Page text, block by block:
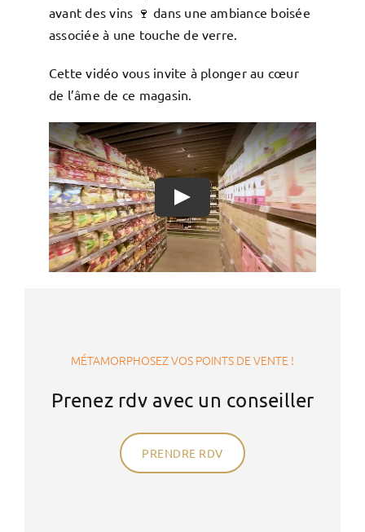
avant des vins 🍷 dans une ambiance boisée
associée à une touche de verre.
Cette vidéo vous invite à plonger au cœur
de l’âme de ce magasin.
MÉTAMORPHOSEZ VOS POINTS DE VENTE !
Prenez rdv avec un conseiller
PRENDRE RDV